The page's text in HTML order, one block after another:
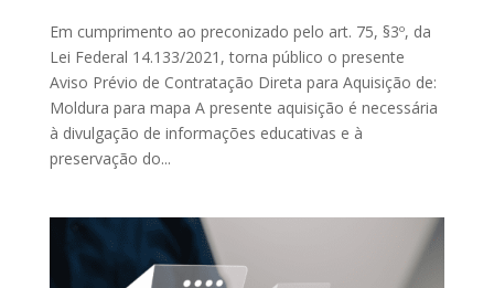
Em cumprimento ao preconizado pelo art. 75, §3º, da
Lei Federal 14.133/2021, torna público o presente
Aviso Prévio de Contratação Direta para Aquisição de:
Moldura para mapa A presente aquisição é necessária
à divulgação de informações educativas e à
preservação do...